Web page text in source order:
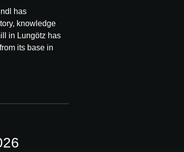
has
knowledge
in Lungötz has
its base in